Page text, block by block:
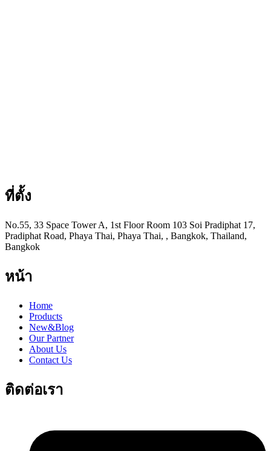
ที่ตั้ง
No.55, 33 Space Tower A, 1st Floor Room 103 Soi Pradiphat 17,
Pradiphat Road, Phaya Thai, Phaya Thai, , Bangkok, Thailand,
Bangkok
หน้า
Home
Products
New&Blog
Our Partner
About Us
Contact Us
ติดต่อเรา